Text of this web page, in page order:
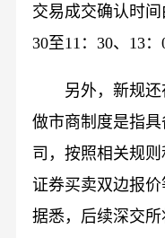
交易成交确认时间
30至11：30、13：
另外，新规还
做市商制度是指
司，按照相关规
证券买卖双边报价
据悉，后续深交